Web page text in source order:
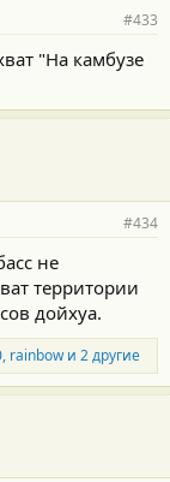
#433
"На камбузе
#434
не
территории
дойхуа.
, rainbowи 2 другие